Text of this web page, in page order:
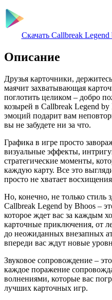
Скачать Callbreak
Описание
Друзья карточники,
маячит захватывающая
поглотить целиком – добро
козырей в Callbreak Legend
эмоций подарит вам
вы не забудете ни за что.
Графика в игре просто
визуальные эффекты,
стратегические моменты,
каждую карту. Все это
просто не хватает
Но, конечно, не только стиль
Callbreak Legend by Bhoos –
которое ждет вас за каждым
карточные приключения, от
до неожиданных внезапных
впереди вас ждут новые
Звуковое сопровождение –
каждое поражение
волнениями, которые вас
лучших карточных игр.